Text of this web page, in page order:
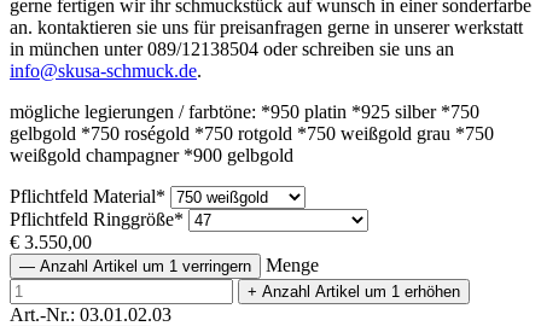
gerne fertigen wir ihr schmuckstück auf wunsch in einer sonderfarbe
an. kontaktieren sie uns für preisanfragen gerne in unserer werkstatt
in münchen unter 089/12138504 oder schreiben sie uns an
info@skusa-schmuck.de.
mögliche legierungen / farbtöne: *950 platin *925 silber *750
gelbgold *750 roségold *750 rotgold *750 weißgold grau *750
weißgold champagner *900 gelbgold
Pflichtfeld Material*
Pflichtfeld Ringgröße*
€ 3.550,00
— Anzahl Artikel um 1 verringern Menge
+ Anzahl Artikel um 1 erhöhen
Art.-Nr.: 03.01.02.03